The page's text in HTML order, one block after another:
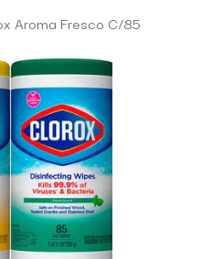
Aroma Fresco C/85